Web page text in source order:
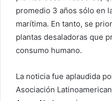
promedio 3 años sólo en
marítima. En tanto, se
plantas desaladoras que
consumo humano.
La noticia fue aplaudida
Asociación